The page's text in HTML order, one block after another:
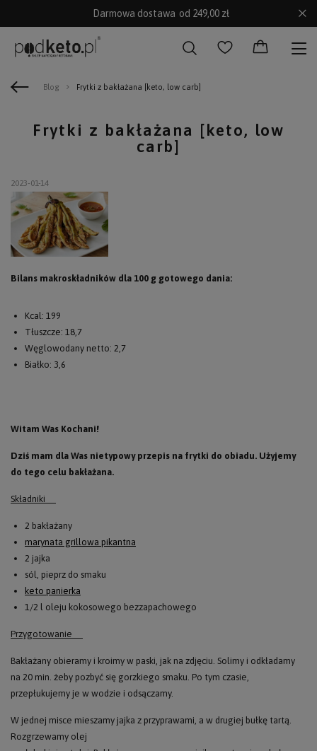
Darmowa dostawa od 249,00 zł
Blog Frytki z bakłażana [keto, low carb]
Frytki z bakłażana [keto, low
carb]
2023-01-14
Bilans makroskładników dla 100 g gotowego dania:
Kcal: 199
Tłuszcze: 18,7
Węglowodany netto: 2,7
Białko: 3,6
Witam Was Kochani!
Dziś mam dla Was nietypowy przepis na frytki do obiadu. Użyjemy
do tego celu bakłażana.
Składniki
2 bakłażany
marynata grillowa pikantna
2 jajka
sól, pieprz do smaku
keto panierka
1/2 l oleju kokosowego bezzapachowego
Przygotowanie
Bakłażany obieramy i kroimy w paski, jak na zdjęciu. Solimy i odkładamy
na 20 min. żeby pozbyć się gorzkiego smaku. Po tym czasie,
przepłukujemy je w wodzie i odsączamy.
W jednej misce mieszamy jajka z przyprawami, a w drugiej bułkę tartą.
Rozgrzewamy olej